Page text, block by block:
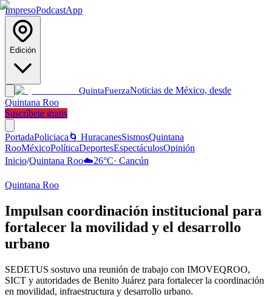
ImpresoPodcastApp
Edición
QuintaFuerzaNoticias de México, desde
Quintana Roo
Suscríbete gratis
PortadaPoliciaca 🌀 HuracanesSismosQuintana
RooMéxicoPolíticaDeportesEspectáculosOpinión
Inicio/Quintana Roo☁️26°C· Cancún
Quintana Roo
Impulsan coordinación institucional para
fortalecer la movilidad y el desarrollo
urbano
SEDETUS sostuvo una reunión de trabajo con IMOVEQROO,
SICT y autoridades de Benito Juárez para fortalecer la coordinación
en movilidad, infraestructura y desarrollo urbano.